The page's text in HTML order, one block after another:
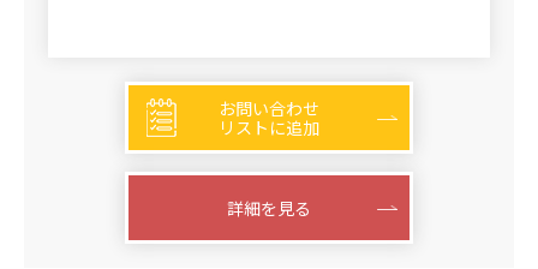
お問い合わせ
リストに追加
詳細を見る